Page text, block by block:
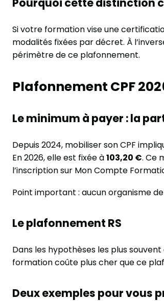
Si votre formation vise une
modalités fixées par décret. À
périmètre de ce plafonnement.
Plafonnement CPF
Le minimum à payer : la
Depuis 2024, mobiliser son CPF
En 2026, elle est fixée à103,20 €. Ce
l’inscription sur Mon Compte
Point important : aucun organisme
Le plafonnement RS
Dans les hypothèses les plus
formation coûte plus cher que ce
Deux exemples pour vous